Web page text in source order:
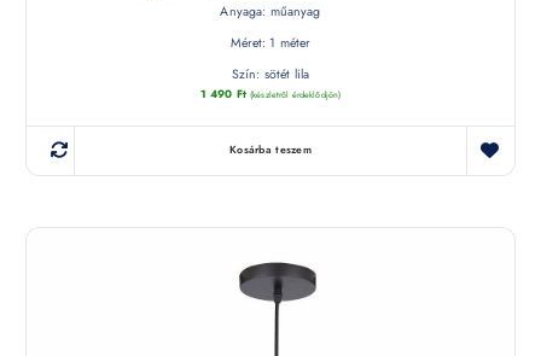
Anyaga: műanyag
Méret: 1 méter
Szín: sötét lila
1 490 Ft (készletről érdeklődjön)
Kosárba teszem